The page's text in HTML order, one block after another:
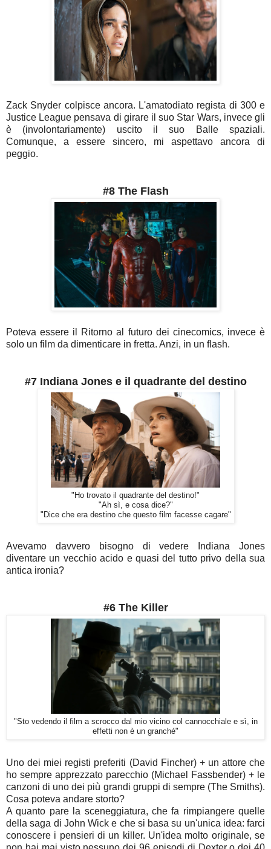
Zack Snyder colpisce ancora. L'amatodiato regista di 300 e
Justice League pensava di girare il suo Star Wars, invece gli
è (involontariamente) uscito il suo Balle spaziali.
Comunque, a essere sincero, mi aspettavo ancora di
peggio.
#8 The Flash
Poteva essere il Ritorno al futuro dei cinecomics, invece è
solo un film da dimenticare in fretta. Anzi, in un flash.
#7 Indiana Jones e il quadrante del destino
"Ho trovato il quadrante del destino!"
"Ah sì, e cosa dice?"
"Dice che era destino che questo film facesse cagare"
Avevamo davvero bisogno di vedere Indiana Jones
diventare un vecchio acido e quasi del tutto privo della sua
antica ironia?
#6 The Killer
"Sto vedendo il film a scrocco dal mio vicino col cannocchiale e sì, in
effetti non è un granché"
Uno dei miei registi preferiti (David Fincher) + un attore che
ho sempre apprezzato parecchio (Michael Fassbender) + le
canzoni di uno dei più grandi gruppi di sempre (The Smiths).
Cosa poteva andare storto?
A quanto pare la sceneggiatura, che fa rimpiangere quelle
della saga di John Wick e che si basa su un'unica idea: farci
conoscere i pensieri di un killer. Un'idea molto originale, se